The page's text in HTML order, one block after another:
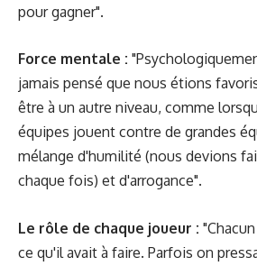
pour gagner".
Force mentale :
jamais pensé que nous étions
être à un autre niveau, comme
équipes jouent contre de grandes
mélange d'humilité (nous devions
chaque fois) et d'arrogance".
Le rôle de chaque joueur :
ce qu'il avait à faire. Parfois on